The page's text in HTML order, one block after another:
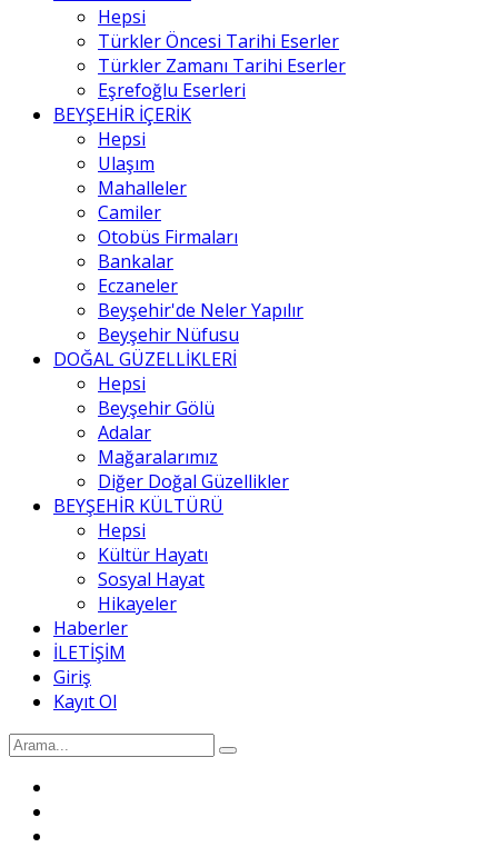
Hepsi
Türkler Öncesi Tarihi Eserler
Türkler Zamanı Tarihi Eserler
Eşrefoğlu Eserleri
BEYŞEHİR İÇERİK
Hepsi
Ulaşım
Mahalleler
Camiler
Otobüs Firmaları
Bankalar
Eczaneler
Beyşehir'de Neler Yapılır
Beyşehir Nüfusu
DOĞAL GÜZELLİKLERİ
Hepsi
Beyşehir Gölü
Adalar
Mağaralarımız
Diğer Doğal Güzellikler
BEYŞEHİR KÜLTÜRÜ
Hepsi
Kültür Hayatı
Sosyal Hayat
Hikayeler
Haberler
İLETİŞİM
Giriş
Kayıt Ol